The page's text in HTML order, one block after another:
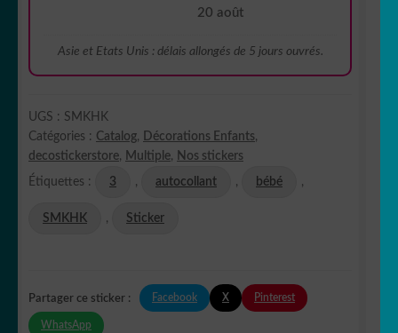
20 août
Asie et Etats Unis : délais allongés de 5 jours ouvrés.
UGS : SMKHK
Catégories : Catalog, Décorations Enfants,
decostickerstore, Multiple, Nos stickers
Étiquettes : 3 , autocollant , bébé ,
SMKHK , Sticker
Partager ce sticker : Facebook X Pinterest
WhatsApp